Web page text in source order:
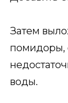
Затем
помидоры,
воды.